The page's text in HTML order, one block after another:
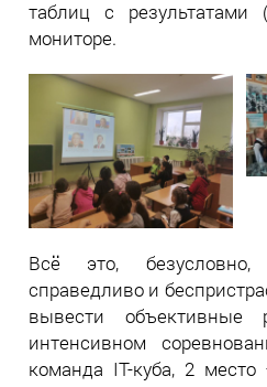
таблиц с
мониторе.
Всё это,
справедливо и
вывести объективные
интенсивном
команда IT-куба, 2